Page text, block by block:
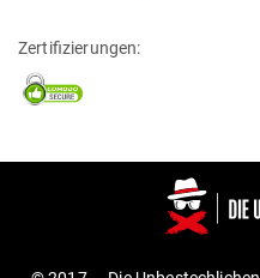
Zertifizierungen: